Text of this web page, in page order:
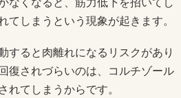
なくなると、筋力低下を招いてし
てしまうという現象が起きます。
すると肉離れになるリスクがあり
復されづらいのは、コルチゾール
れてしまうからです。